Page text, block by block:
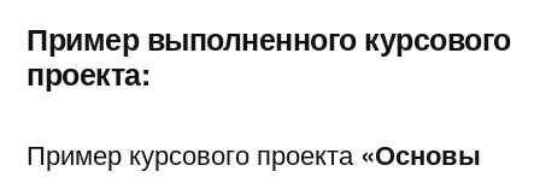
Пример выполненного курсового
проекта:
Пример курсового проекта «Основы